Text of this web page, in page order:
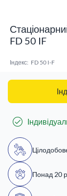
FD 50 IF
Індекс: FD 50 I-F
Понад 20